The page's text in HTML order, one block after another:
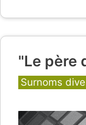
"Le père
Catégories
Surnoms